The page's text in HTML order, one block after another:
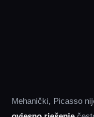
Mehanički, Picasso